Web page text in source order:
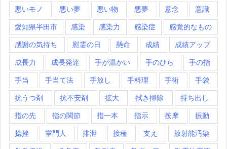
悪いモノ 悪い夢 悪い物 悪夢 意念 意識
愛知県半田市 感染 感染力 感染症 感覚的なもの
感謝の気持ち 慰霊の日 懸命 成績 成績アップ
成長力 成長発達 手が温かい 手のひら 手の指
手当 手当て法 手放し 手料理 手術 手袋
抗うつ剤 抗不安剤 拡大 拭き掃除 持ち出し
指の先 指の関節 指一本 指示 按摩 振動
捻挫 掌門人 排泄 接種 支え 放射能汚染